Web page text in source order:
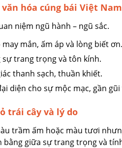
hóa cúng bái Việt Nam
niệm ngũ hành – ngũ sắc.
mắn, ấm áp và lòng biết ơn.
trang trọng và tôn kính.
thanh sạch, thuần khiết.
diện cho sự mộc mạc, gần
trái cây và lý do
trầm ấm hoặc màu tươi
bằng giữa sự trang trọng và